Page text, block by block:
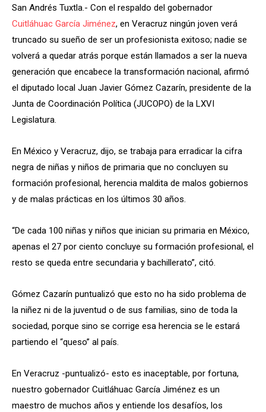
San Andrés Tuxtla.- Con el respaldo del gobernador
Cuitláhuac García Jiménez, en Veracruz ningún joven verá
truncado su sueño de ser un profesionista exitoso; nadie se
volverá a quedar atrás porque están llamados a ser la nueva
generación que encabece la transformación nacional, afirmó
el diputado local Juan Javier Gómez Cazarín, presidente de la
Junta de Coordinación Política (JUCOPO) de la LXVI
Legislatura.
En México y Veracruz, dijo, se trabaja para erradicar la cifra
negra de niñas y niños de primaria que no concluyen su
formación profesional, herencia maldita de malos gobiernos
y de malas prácticas en los últimos 30 años.
“De cada 100 niñas y niños que inician su primaria en México,
apenas el 27 por ciento concluye su formación profesional, el
resto se queda entre secundaria y bachillerato”, citó.
Gómez Cazarín puntualizó que esto no ha sido problema de
la niñez ni de la juventud o de sus familias, sino de toda la
sociedad, porque sino se corrige esa herencia se le estará
partiendo el “queso” al país.
En Veracruz -puntualizó- esto es inaceptable, por fortuna,
nuestro gobernador Cuitláhuac García Jiménez es un
maestro de muchos años y entiende los desafíos, los